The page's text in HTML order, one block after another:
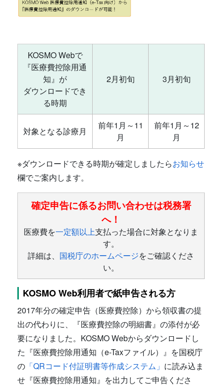
KOSMO Webで
『医療費控除用通
知』が
ダウンロードでき
る時期
2月初旬 3月初旬
対象となる診療月
前年1月～11
月
前年1月～12
月
※ダウンロードできる時期が確定しましたらお知らせ
欄でご案内します。
確定申告に係るお問い合わせは税務署
へ！
医療費を一定額以上支払った場合に対象となりま
す。
詳細は、 国税庁のホームページをご確認くださ
い。
KOSMO Web利用者で紙申告される方
2017年分の確定申告（医療費控除）から領収書の提
出の代わりに、『医療費控除の明細書』の添付が必
要になりました。KOSMO Webからダウンロードし
た『医療費控除用通知（e-Taxファイル）』を国税庁
の 「QRコード付証明書等作成システム」 に読み込ま
せ『医療費控除用通知』を出力してご申告くださ